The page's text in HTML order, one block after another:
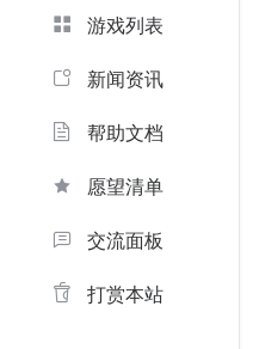
游戏列表
新闻资讯
帮助文档
愿望清单
交流面板
打赏本站